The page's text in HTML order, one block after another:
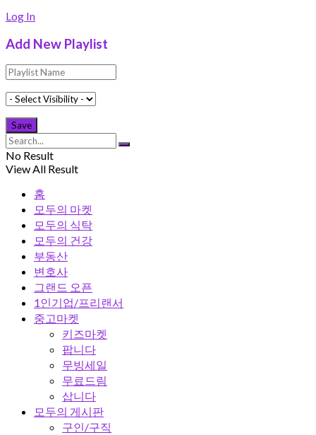
Log In
Add New Playlist
No Result
View All Result
홈
모두의 마켓
모두의 식탁
모두의 건강
부동산
변호사
그랜드 오픈
1인기업/프리랜서
중고마켓
키즈마켓
팝니다
무빙세일
무료드림
삽니다
모두의 게시판
구인/구직